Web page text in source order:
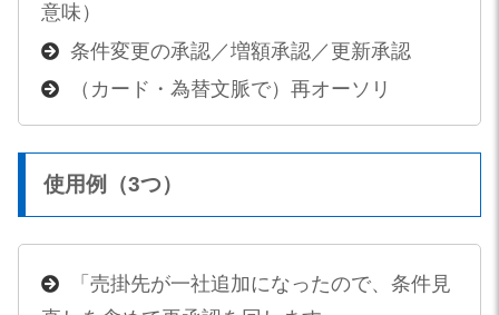
意味）
条件変更の承認／増額承認／更新承認
（カード・為替文脈で）再オーソリ
使用例（3つ）
「売掛先が一社追加になったので、条件見